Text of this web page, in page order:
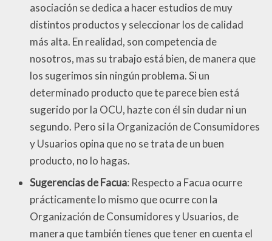
asociación se dedica a hacer estudios de muy
distintos productos y seleccionar los de calidad
más alta. En realidad, son competencia de
nosotros, mas su trabajo está bien, de manera que
los sugerimos sin ningún problema. Si un
determinado producto que te parece bien está
sugerido por la OCU, hazte con él sin dudar ni un
segundo. Pero si la Organización de Consumidores
y Usuarios opina que no se trata de un buen
producto, no lo hagas.
Sugerencias de Facua: Respecto a Facua ocurre
prácticamente lo mismo que ocurre con la
Organización de Consumidores y Usuarios, de
manera que también tienes que tener en cuenta el